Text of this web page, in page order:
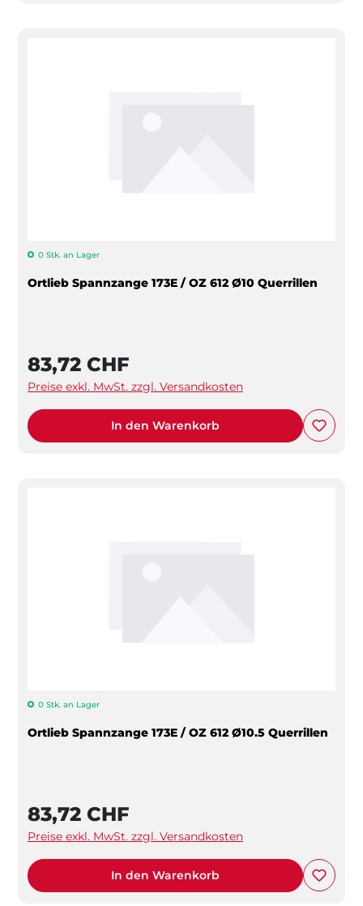
0 Stk. an Lager
Ortlieb Spannzange 173E / OZ 612 Ø10 Querrillen
83,72 CHF
Preise exkl. MwSt. zzgl. Versandkosten
In den Warenkorb
0 Stk. an Lager
Ortlieb Spannzange 173E / OZ 612 Ø10.5 Querrillen
83,72 CHF
Preise exkl. MwSt. zzgl. Versandkosten
In den Warenkorb